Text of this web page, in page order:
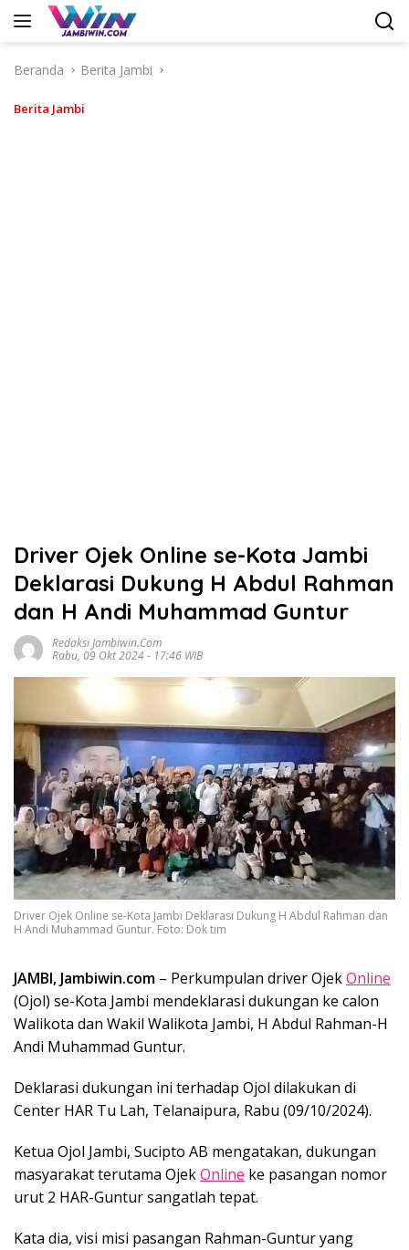
Langsung
Beranda
Berita Jambi
Berita Jambi
Driver Ojek Online se-Kota Jambi
Deklarasi Dukung H Abdul Rahman
dan H Andi Muhammad Guntur
Redaksi Jambiwin.com
Rabu, 09 Okt 2024 - 17:46 WIB
Driver Ojek Online se-Kota Jambi Deklarasi Dukung H Abdul Rahman dan
H Andi Muhammad Guntur. Foto: Dok tim
JAMBI, Jambiwin.com – Perkumpulan driver OjekOnline
(Ojol) se-Kota Jambi mendeklarasi dukungan ke calon
Walikota dan Wakil Walikota Jambi, H Abdul Rahman-H
Andi Muhammad Guntur.
Deklarasi dukungan ini terhadap Ojol dilakukan di
Center HAR Tu Lah, Telanaipura, Rabu (09/10/2024).
Ketua Ojol Jambi, Sucipto AB mengatakan, dukungan
masyarakat terutama OjekOnline ke pasangan nomor
urut 2 HAR-Guntur sangatlah tepat.
Kata dia, visi misi pasangan Rahman-Guntur yang